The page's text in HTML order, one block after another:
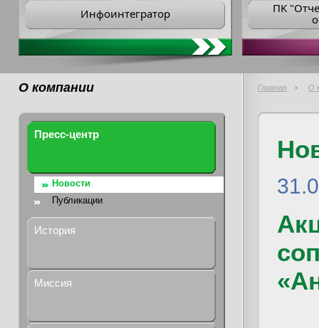
Инфоинтегратор
ПK
О компании Главная О
Пресс-центр
Новости
Публикации
История
Миссия